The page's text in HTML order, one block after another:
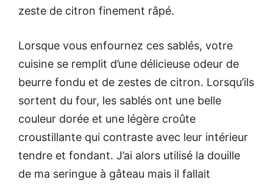
zeste de citron finement râpé.
Lorsque vous enfournez ces sablés, votre
cuisine se remplit d’une délicieuse odeur de
beurre fondu et de zestes de citron. Lorsqu’ils
sortent du four, les sablés ont une belle
couleur dorée et une légère croûte
croustillante qui contraste avec leur intérieur
tendre et fondant. J’ai alors utilisé la douille
de ma seringue à gâteau mais il fallait